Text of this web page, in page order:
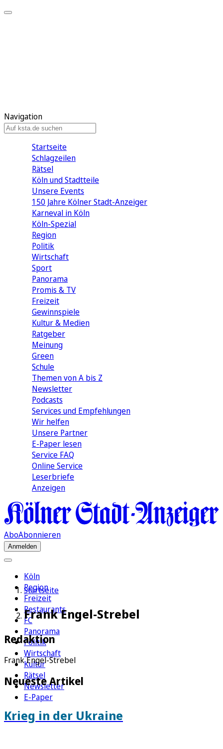
Navigation
Startseite
Schlagzeilen
Rätsel
Köln und Stadtteile
Unsere Events
150 Jahre Kölner Stadt-Anzeiger
Karneval in Köln
Köln-Spezial
Region
Politik
Wirtschaft
Sport
Panorama
Promis & TV
Freizeit
Gewinnspiele
Kultur & Medien
Ratgeber
Meinung
Green
Schule
Themen von A bis Z
Newsletter
Podcasts
Services und Empfehlungen
Wir helfen
Unsere Partner
E-Paper lesen
Service FAQ
Online Service
Leserbriefe
Anzeigen
AboAbonnieren
Anmelden
Köln
Region
Freizeit
Restaurants
FC
Panorama
Politik
Wirtschaft
Kultur
Rätsel
Newsletter
E-Paper
Startseite
Frank Engel-Strebel
Redaktion
Frank Engel-Strebel
Neueste Artikel
Krieg in der Ukraine